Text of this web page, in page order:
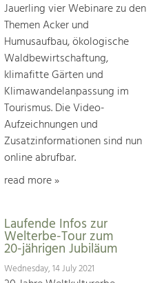
Jauerling vier Webinare zu den
Themen Acker und
Humusaufbau, ökologische
Waldbewirtschaftung,
klimafitte Gärten und
Klimawandelanpassung im
Tourismus. Die Video-
Aufzeichnungen und
Zusatzinformationen sind nun
online abrufbar.
read more »
Laufende Infos zur
Welterbe-Tour zum
20-jährigen Jubiläum
Wednesday, 14 July 2021